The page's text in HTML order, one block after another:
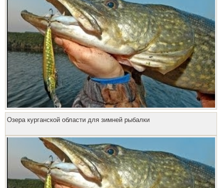
Озера курганской области для зимней рыбалки